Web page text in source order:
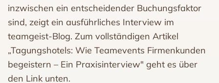
inzwischen ein entscheidender Buchungsfaktor
sind, zeigt ein ausführliches Interview im
teamgeist-Blog. Zum vollständigen Artikel
„Tagungshotels: Wie Teamevents Firmenkunden
begeistern – Ein Praxisinterview" geht es über
den Link unten.